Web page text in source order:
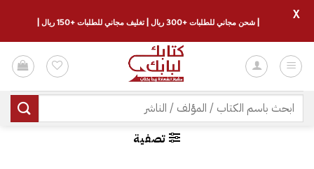
للمحتوى
البحث
عن:
تصفية
| شحن مجاني للطلبات +300 ريال | تغليف مجاني للطلبات +150 ريال |
X